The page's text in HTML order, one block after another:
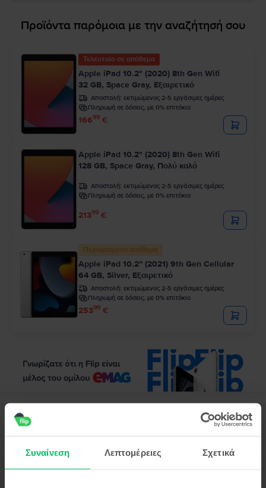
Συναίνεση Λεπτομέρειες Σχετικά
Προϊόντα παρόμοια με την αναζήτησή σου
Τελευταίο σε απόθεμα
Apple iPad 10.2" (2020) 8th Gen Wifi
32 GB, Space Gray, Εξαιρετικό
Αποστολή: εκτιμώμενος 2-5 εργάσιμες ημέρες
Πληρωμή σε δόσεις, με 0% επιτόκιο
16699 €
Apple iPad 10.2" (2020) 8th Gen Wifi
128 GB, Space Gray, Πολύ καλό
Αποστολή: εκτιμώμενος 2-5 εργάσιμες ημέρες
Πληρωμή σε δόσεις, με 0% επιτόκιο
21399 €
Περιορισμένο απόθεμα
Apple iPad 10.2” (2021) 9th Gen Cellular
64 GB, Silver, Εξαιρετικό
Αποστολή: εκτιμώμενος 2-5 εργάσιμες ημέρες
Πληρωμή σε δόσεις, με 0% επιτόκιο
25399 €
Περιγραφή